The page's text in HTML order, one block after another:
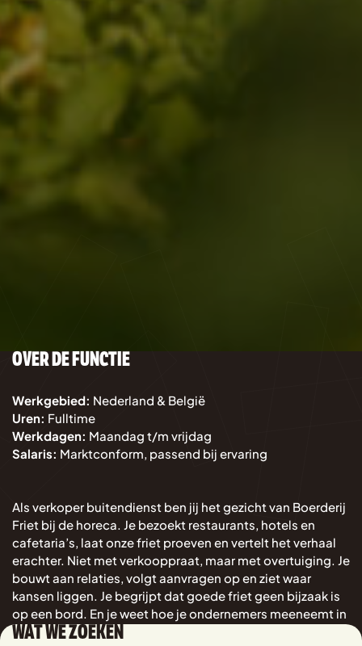
OVER DE FUNCTIE
Werkgebied: Nederland & België
Uren: Fulltime
Werkdagen: Maandag t/m vrijdag
Salaris: Marktconform, passend bij ervaring
Als verkoper buitendienst ben jij het gezicht van Boerderij
Friet bij de horeca. Je bezoekt restaurants, hotels en
cafetaria’s, laat onze friet proeven en vertelt het verhaal
erachter. Niet met verkooppraat, maar met overtuiging. Je
bouwt aan relaties, volgt aanvragen op en ziet waar
kansen liggen. Je begrijpt dat goede friet geen bijzaak is
op een bord. En je weet hoe je ondernemers meeneemt in
dat verhaal.
WAT WE ZOEKEN